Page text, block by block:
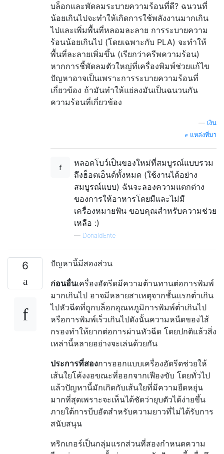
บล็อกและพัดลมระบายความร้อนที่ดี? ฉนวนที่
น้อยเกินไปจะทำให้เกิดการใช้พลังงานมากเกิน
ไปและเพิ่มพื้นที่หลอมละลาย การระบายความ
ร้อนน้อยเกินไป (โดยเฉพาะกับ PLA) จะทำให้
พื้นที่ละลายเพิ่มขึ้น (เรียกว่าครีพความร้อน)
หากการชี้พัดลมตัวใหญ่ที่เครื่องพิมพ์ช่วยแก้ไข
ปัญหาอาจเป็นเพราะการระบายความร้อนที่
เกี่ยวข้อง ถ้ามันทำให้แย่ลงมันเป็นฉนวนกัน
ความร้อนที่เกี่ยวข้อง
เงิน
แหล่งที่มา
หลอดโบว์เป็นของใหม่ที่สมบูรณ์แบบรวม
ถึงฮ็อตเอ็นด์ทั้งหมด (ใช้งานได้อย่าง
สมบูรณ์แบบ) ฉันจะลองความแตกต่าง
ของการให้อาหารโดยมีและไม่มี
เครื่องหมายฟัน ขอบคุณสำหรับความช่วย
เหลือ :)
— DonaldEnte
6
ปัญหานี้มีสองส่วน
ก่อนอื่นเครื่องอัดรีดมีความต้านทานต่อการพิมพ์
มากเกินไป อาจมีหลายสาเหตุจากชั้นแรกต่ำเกิน
ไปหัวฉีดที่ถูกบล็อกอุณหภูมิการพิมพ์ต่ำเกินไป
หรือการพิมพ์เร็วเกินไปดังนั้นความหนืดของไส้
กรองทำให้ยากต่อการผ่านหัวฉีด โดยปกติแล้วสิ่ง
เหล่านี้หลายอย่างจะเล่นด้วยกัน
ประการที่สองการออกแบบเครื่องอัดรีดช่วยให้
เส้นใยโค้งงอขณะที่ออกจากเฟืองขับ โดยทั่วไป
แล้วปัญหานี้มักเกิดกับเส้นใยที่มีความยืดหยุ่น
มากที่สุดเพราะจะเห็นได้ชัดว่ายุบตัวได้ง่ายขึ้น
ภายใต้การบีบอัดสำหรับความยาวที่ไม่ได้รับการ
สนับสนุน
ทริกเกอร์เป็นกลุ่มแรกส่วนที่สองกำหนดความ